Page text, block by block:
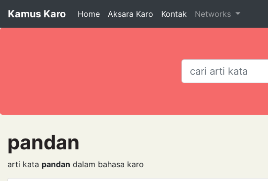
Kamus Karo Home Aksara Karo Kontak Networks
pandan
arti kata pandan dalam bahasa karo